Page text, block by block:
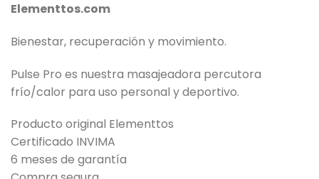
Elementtos.com
Bienestar, recuperación y movimiento.
Pulse Pro es nuestra masajeadora percutora
frío/calor para uso personal y deportivo.
Producto original Elementtos
Certificado INVIMA
6 meses de garantía